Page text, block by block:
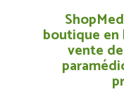
boutique en
vente